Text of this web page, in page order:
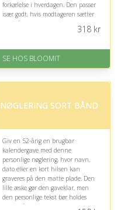
forkælelse i hverdagen. Den passer
især godt, hvis modtageren sætter
pris på dekorative detaljer og søde
overraskelser, men kan være
smag.
På lager
Levering: samme dag eller efter
Fremragende Trustpilot rating
på 4.4 ud af 5
318kr
SE HOS BLOOMIT
NØGLERING SORT BÅND
Giv en 52-årig en brugbar
kalendergave med denne
personlige nøglering, hvor navn,
dato eller en kort hilsen kan
graveres på den matte plade. Den
lille æske gør den gaveklar, men
den personlige tekst bør holdes
enkel på grund af pladsen.